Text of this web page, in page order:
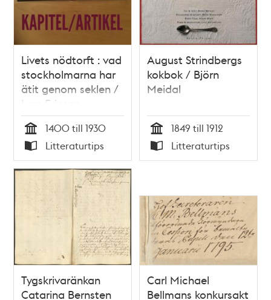
Livets nödtorft : vad
stockholmarna har
ätit genom seklen /
Lars Ericson
Tid
1400 till 1930
Typ
Litteraturtips
August Strindbergs
kokbok / Björn
Meidal
Tid
1849 till 1912
Typ
Litteraturtips
Tygskrivaränkan
Catarina Bernsten
Carl Michael
Bellmans konkursakt